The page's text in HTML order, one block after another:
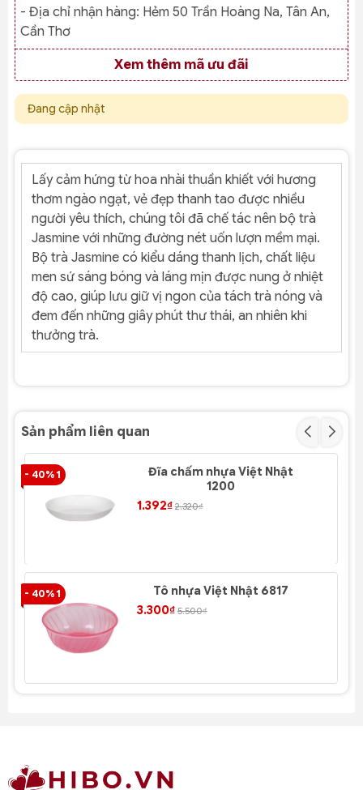
- Địa chỉ nhận hàng: Hẻm 50 Trần Hoàng Na, Tân An,
Cần Thơ
Xem thêm mã ưu đãi
Đang cập nhật
Lấy cảm hứng từ hoa nhài thuần khiết với hương
thơm ngào ngạt, vẻ đẹp thanh tao được nhiều
người yêu thích, chúng tôi đã chế tác nên bộ trà
Jasmine với những đường nét uốn lượn mềm mại.
Bộ trà Jasmine có kiểu dáng thanh lịch, chất liệu
men sứ sáng bóng và láng mịn được nung ở nhiệt
độ cao, giúp lưu giữ vị ngon của tách trà nóng và
đem đến những giây phút thư thái, an nhiên khi
thưởng trà.
Sản phẩm liên quan
- 40% 1
Đĩa chấm nhựa Việt Nhật
1200
1.392₫ 2.320₫
- 40% 1
Tô nhựa Việt Nhật 6817
3.300₫ 5.500₫